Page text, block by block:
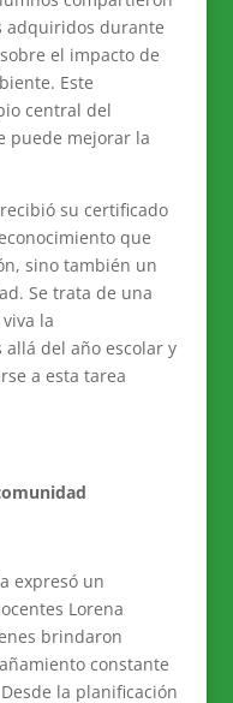
adquiridos durante
el impacto de
Este
central del
puede mejorar la
su certificado
que
sino también un
Se trata de una
la
del año escolar y
a esta tarea
expresó un
Lorena
brindaron
constante
la planificación